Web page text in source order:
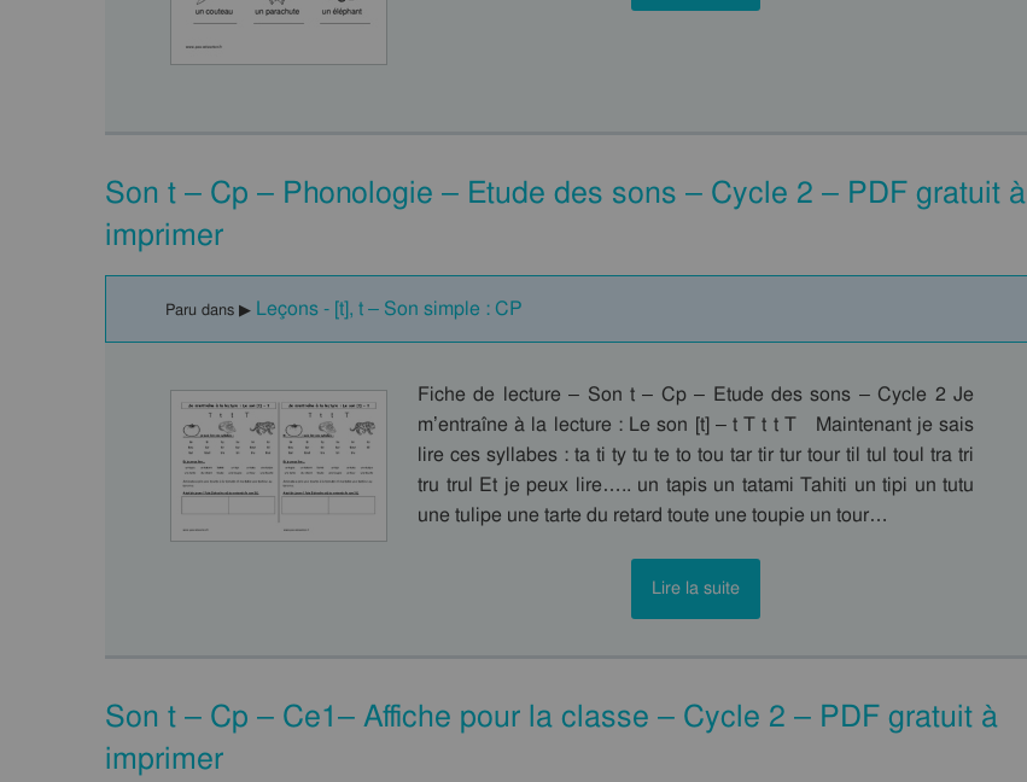
Son t – Cp – Phonologie – Etude des sons – Cycle 2 – PDF gratuit à
imprimer
Paru dans ▶ Leçons - [t], t – Son simple : CP
Fiche de lecture – Son t – Cp – Etude des sons – Cycle 2 Je
m’entraîne à la lecture : Le son [t] – t T t t T Maintenant je sais
lire ces syllabes : ta ti ty tu te to tou tar tir tur tour til tul toul tra tri
tru trul Et je peux lire….. un tapis un tatami Tahiti un tipi un tutu
une tulipe une tarte du retard toute une toupie un tour…
Lire la suite
Son t – Cp – Ce1– Affiche pour la classe – Cycle 2 – PDF gratuit à
imprimer